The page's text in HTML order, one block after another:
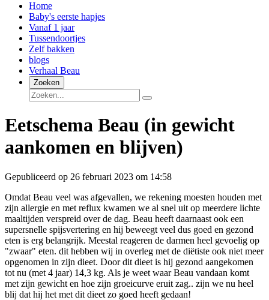
Home
Baby's eerste hapjes
Vanaf 1 jaar
Tussendoortjes
Zelf bakken
blogs
Verhaal Beau
Zoeken
Eetschema Beau (in gewicht
aankomen en blijven)
Gepubliceerd op 26 februari 2023 om 14:58
Omdat Beau veel was afgevallen, we rekening moesten houden met
zijn allergie en met reflux kwamen we al snel uit op meerdere lichte
maaltijden verspreid over de dag. Beau heeft daarnaast ook een
supersnelle spijsvertering en hij beweegt veel dus goed en gezond
eten is erg belangrijk. Meestal reageren de darmen heel gevoelig op
"zwaar" eten. dit hebben wij in overleg met de diëtiste ook niet meer
opgenomen in zijn dieet. Door dit dieet is hij gezond aangekomen
tot nu (met 4 jaar) 14,3 kg. Als je weet waar Beau vandaan komt
met zijn gewicht en hoe zijn groeicurve eruit zag.. zijn we nu heel
blij dat hij het met dit dieet zo goed heeft gedaan!